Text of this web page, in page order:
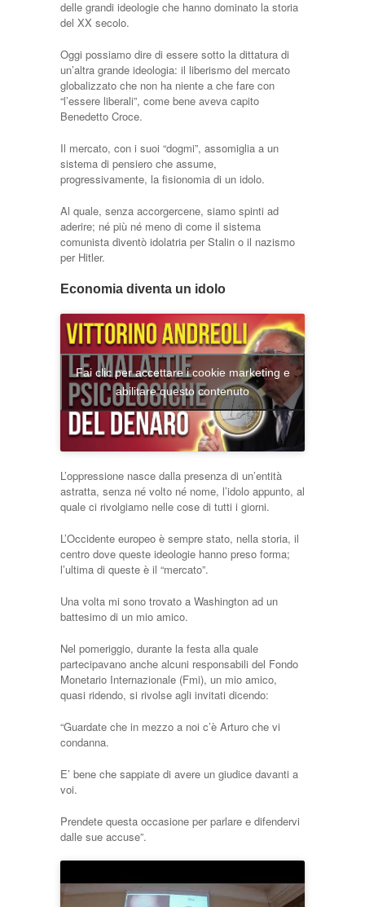
delle grandi ideologie che hanno dominato la storia
del XX secolo.
Oggi possiamo dire di essere sotto la dittatura di
un’altra grande ideologia: il liberismo del mercato
globalizzato che non ha niente a che fare con
“l’essere liberali”, come bene aveva capito
Benedetto Croce.
Il mercato, con i suoi “dogmi”, assomiglia a un
sistema di pensiero che assume,
progressivamente, la fisionomia di un idolo.
Al quale, senza accorgercene, siamo spinti ad
aderire; né più né meno di come il sistema
comunista diventò idolatria per Stalin o il nazismo
per Hitler.
Economia diventa un idolo
Fai clic per accettare i cookie marketing e
abilitare questo contenuto
L’oppressione nasce dalla presenza di un’entità
astratta, senza né volto né nome, l’idolo appunto, al
quale ci rivolgiamo nelle cose di tutti i giorni.
L’Occidente europeo è sempre stato, nella storia, il
centro dove queste ideologie hanno preso forma;
l’ultima di queste è il “mercato”.
Una volta mi sono trovato a Washington ad un
battesimo di un mio amico.
Nel pomeriggio, durante la festa alla quale
partecipavano anche alcuni responsabili del Fondo
Monetario Internazionale (Fmi), un mio amico,
quasi ridendo, si rivolse agli invitati dicendo:
“Guardate che in mezzo a noi c’è Arturo che vi
condanna.
E’ bene che sappiate di avere un giudice davanti a
voi.
Prendete questa occasione per parlare e difendervi
dalle sue accuse”.